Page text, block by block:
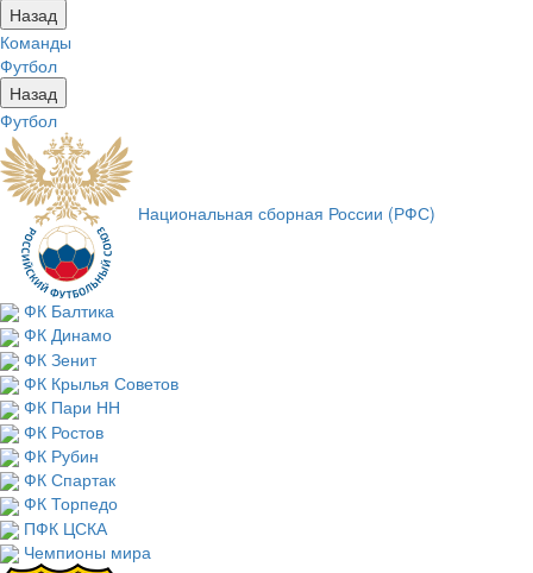
Назад
Команды
Футбол
Назад
Футбол
Национальная сборная России (РФС)
ФК Балтика
ФК Динамо
ФК Зенит
ФК Крылья Советов
ФК Пари НН
ФК Ростов
ФК Рубин
ФК Спартак
ФК Торпедо
ПФК ЦСКА
Чемпионы мира